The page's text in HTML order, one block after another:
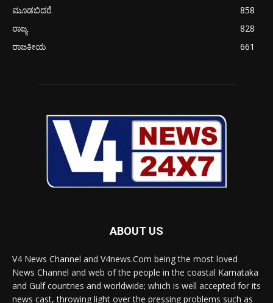
ಮೂಡಬಿದರೆ
858
ರಾಜ್ಯ
828
ರಾಜಕೀಯ
661
ABOUT US
V4 News Channel and V4news.Com being the most loved
News Channel and web of the people in the coastal Karnataka
and Gulf countries and worldwide; which is well accepted for its
news cast, throwing light over the pressing problems such as